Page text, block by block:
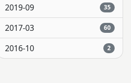
2019-09 35
2017-03 60
2016-10 2